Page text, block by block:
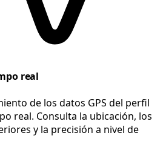
real
de los datos GPS del perfil
real. Consulta la ubicación, los
y la precisión a nivel de